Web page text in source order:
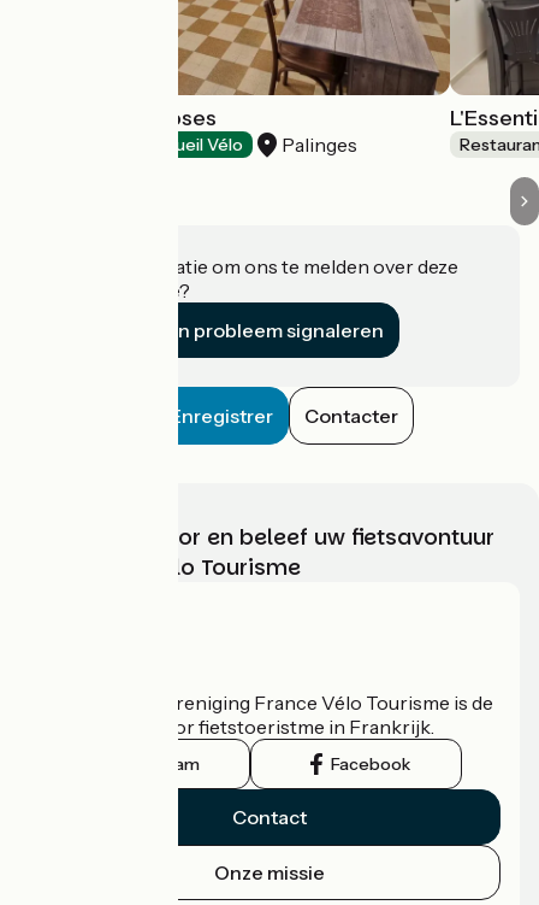
Les Bonnes Choses
Accueil Vélo Palinges
Heeft u informatie om ons te melden over deze
accommodatie?
Een probleem signaleren
Enregistrer Contacter
Kies, bereid voor en beleef uw fietsavontuur
met France Vélo Tourisme
De nationale vereniging France Vélo Tourisme is de
officiële gids voor fietstoeristme in Frankrijk.
Instagram Facebook
Contact
Onze missie